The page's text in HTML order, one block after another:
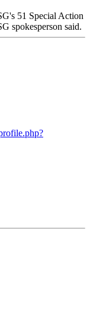
51 Special Action
spokesperson said.